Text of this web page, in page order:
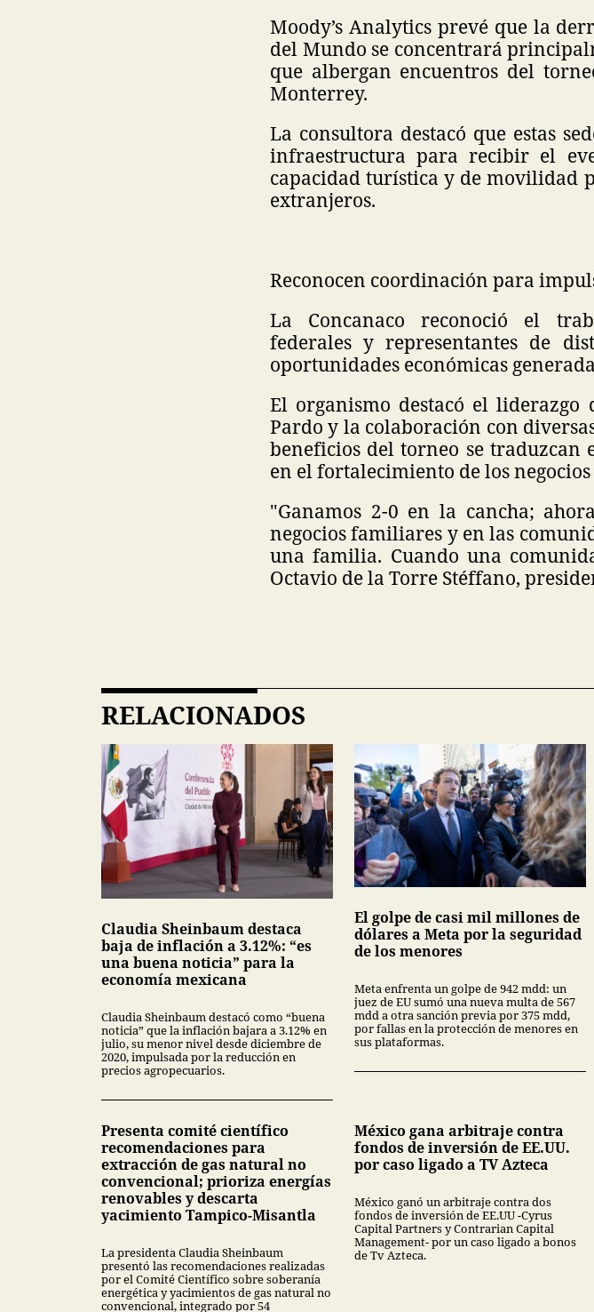
Moody’s Analytics prevé que la
del Mundo se concentrará
que albergan encuentros del
Monterrey.
La consultora destacó que estas
infraestructura para recibir el
capacidad turística y de movilidad
extranjeros.
Reconocen coordinación para
La Concanaco reconoció el
federales y representantes de
oportunidades económicas
El organismo destacó el
Pardo y la colaboración con
beneficios del torneo se
en el fortalecimiento de los
"Ganamos 2-0 en la cancha;
negocios familiares y en las
una familia. Cuando una
Octavio de la Torre Stéffano,
RELACIONADOS
Claudia Sheinbaum destaca
baja de inflación a 3.12%: “es
una buena noticia” para la
economía mexicana
Claudia Sheinbaum destacó como “buena
noticia” que la inflación bajara a 3.12% en
julio, su menor nivel desde diciembre de
2020, impulsada por la reducción en
precios agropecuarios.
El golpe de casi mil millones de
dólares a Meta por la seguridad
de los menores
Meta enfrenta un golpe de 942 mdd: un
juez de EU sumó una nueva multa de 567
mdd a otra sanción previa por 375 mdd,
por fallas en la protección de menores en
sus plataformas.
Presenta comité científico
recomendaciones para
extracción de gas natural no
convencional; prioriza energías
renovables y descarta
yacimiento Tampico-Misantla
La presidenta Claudia Sheinbaum
presentó las recomendaciones realizadas
por el Comité Científico sobre soberanía
energética y yacimientos de gas natural no
convencional, integrado por 54
México gana arbitraje contra
fondos de inversión de EE.UU.
por caso ligado a TV Azteca
México ganó un arbitraje contra dos
fondos de inversión de EE.UU -Cyrus
Capital Partners y Contrarian Capital
Management- por un caso ligado a bonos
de Tv Azteca.